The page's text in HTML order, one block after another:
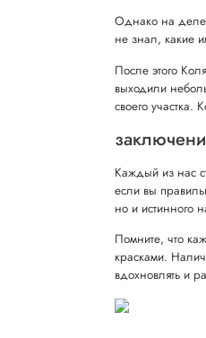
Однако на деле
не знал, какие
После этого
выходили
своего участка.
Каждый из нас
если вы
но и истинного
Помните, что
красками.
вдохновлять и